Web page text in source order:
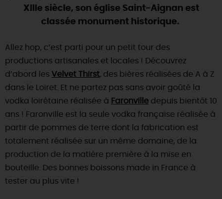
Des sorties en famille dans le Loiret !
Où sortir ?
AUJOURD'HUI
DEMAIN
CE WEEK-END
XIIIe siècle, son église Saint-Aignan est
classée monument historique.
Allez hop, c’est parti pour un petit tour des
productions artisanales et locales ! Découvrez
d’abord les Velvet Thirst, des bières réalisées de A à Z
dans le Loiret. Et ne partez pas sans avoir goûté la
vodka loirétaine réalisée à Faronville depuis bientôt 10
ans ! Faronville est la seule vodka française réalisée à
partir de pommes de terre dont la fabrication est
totalement réalisée sur un même domaine, de la
production de la matière première à la mise en
bouteille. Des bonnes boissons made in France à
tester au plus vite !